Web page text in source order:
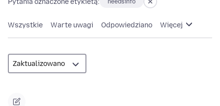
Pytania oznaczone etykietą: needsinfo
Wszystkie Warte uwagi Odpowiedziano Więcej